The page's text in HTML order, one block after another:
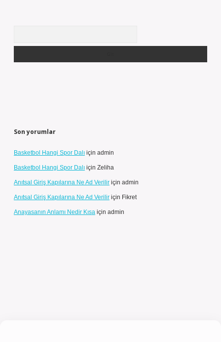
Son yorumlar
Basketbol Hangi Spor Dalı için admin
Basketbol Hangi Spor Dalı için Zeliha
Anıtsal Giriş Kapılarına Ne Ad Verilir için admin
Anıtsal Giriş Kapılarına Ne Ad Verilir için Fikret
Anayasanın Anlamı Nedir Kısa için admin